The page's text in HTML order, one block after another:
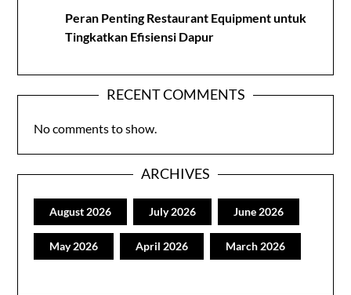
Peran Penting Restaurant Equipment untuk
Tingkatkan Efisiensi Dapur
RECENT COMMENTS
No comments to show.
ARCHIVES
August 2026 July 2026 June 2026
May 2026 April 2026 March 2026